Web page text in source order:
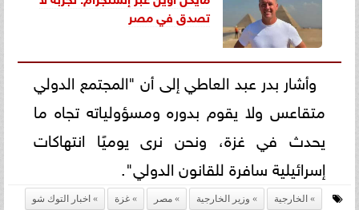
تصدق في مصر
وأشار بدر عبد العاطي إلى أن "المجتمع الدولي
متقاعس ولا يقوم بدوره ومسؤولياته تجاه ما
يحدث في غزة، ونحن نرى يوميًا انتهاكات
إسرائيلية سافرة للقانون الدولي".
الخارجية وزير الخارجية مصر غزة اخبار التوك شو